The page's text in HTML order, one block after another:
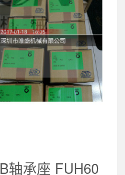
轴承座 FUH60